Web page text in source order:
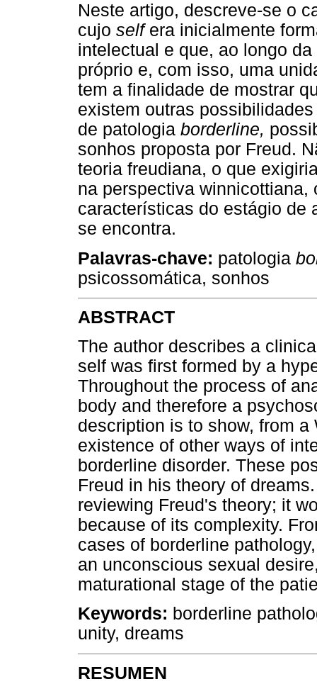
Neste artigo, descreve-se o
cujo selfera inicialmente
intelectual e que, ao longo
próprio e, com isso, uma
tem a finalidade de mostrar
existem outras
de patologia borderline,
sonhos proposta por Freud.
teoria freudiana, o que
na perspectiva winnicottiana,
características do estágio de
se encontra.
Palavras-chave: patologia
psicossomática, sonhos
ABSTRACT
The author describes a
self was first formed by a
Throughout the process of
body and therefore a
description is to show, from
existence of other ways of
borderline disorder. These
Freud in his theory of
reviewing Freud's theory; it
because of its complexity.
cases of borderline
an unconscious sexual
maturational stage of the
Keywords: borderline
unity, dreams
RESUMEN